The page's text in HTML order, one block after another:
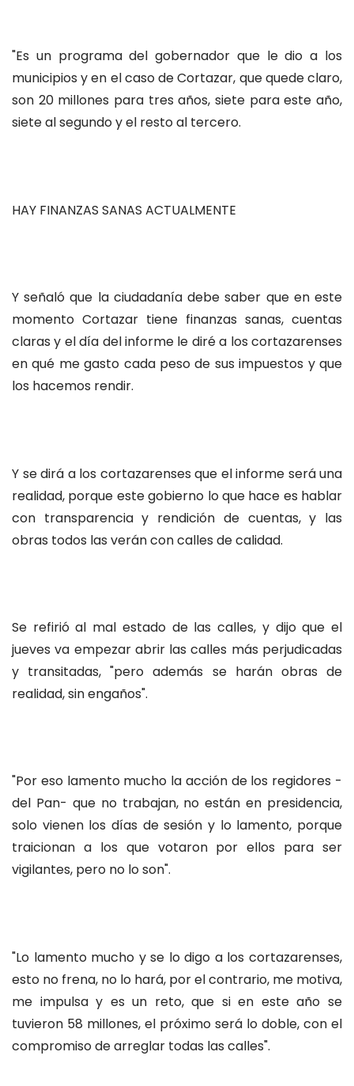
"Es un programa del gobernador que le dio a los
municipios y en el caso de Cortazar, que quede claro,
son 20 millones para tres años, siete para este año,
siete al segundo y el resto al tercero.
HAY FINANZAS SANAS ACTUALMENTE
Y señaló que la ciudadanía debe saber que en este
momento Cortazar tiene finanzas sanas, cuentas
claras y el día del informe le diré a los cortazarenses
en qué me gasto cada peso de sus impuestos y que
los hacemos rendir.
Y se dirá a los cortazarenses que el informe será una
realidad, porque este gobierno lo que hace es hablar
con transparencia y rendición de cuentas, y las
obras todos las verán con calles de calidad.
Se refirió al mal estado de las calles, y dijo que el
jueves va empezar abrir las calles más perjudicadas
y transitadas, "pero además se harán obras de
realidad, sin engaños".
"Por eso lamento mucho la acción de los regidores -
del Pan- que no trabajan, no están en presidencia,
solo vienen los días de sesión y lo lamento, porque
traicionan a los que votaron por ellos para ser
vigilantes, pero no lo son".
"Lo lamento mucho y se lo digo a los cortazarenses,
esto no frena, no lo hará, por el contrario, me motiva,
me impulsa y es un reto, que si en este año se
tuvieron 58 millones, el próximo será lo doble, con el
compromiso de arreglar todas las calles".